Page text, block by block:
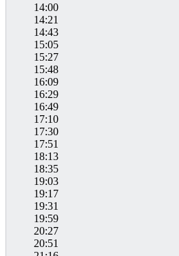
14:00
14:21
14:43
15:05
15:27
15:48
16:09
16:29
16:49
17:10
17:30
17:51
18:13
18:35
19:03
19:17
19:31
19:59
20:27
20:51